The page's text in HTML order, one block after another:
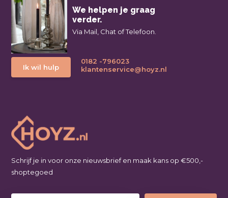
We helpen je graag
verder.
Via Mail, Chat of Telefoon.
Ik wil hulp
0182 -796023
klantenservice@hoyz.nl
Schrijf je in voor onze nieuwsbrief en maak kans op €500,-
shoptegoed